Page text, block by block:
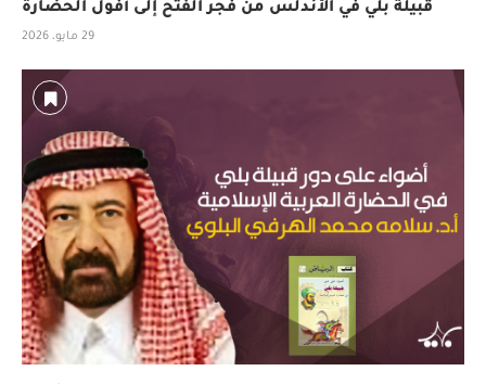
قبيلة بلي في الأندلس من فجر الفتح إلى أفول الحضارة
29 مايو، 2026